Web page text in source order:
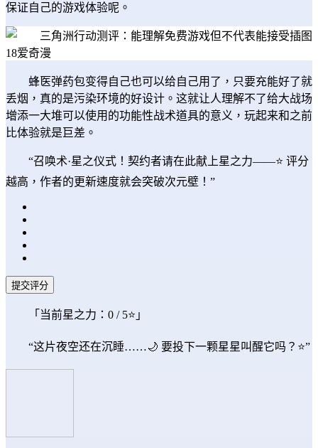
保证自己的游戏体验呢。
蜂医弹药包变得自己也可以给自己用了，只要充能好了就
丢烟，真的是污染环境的好设计。这就让人理解不了给大战场
增添一大堆可以使用的功能性战术道具的意义，玩起来和之前
比体验就是巨差。
“召唤术·星之仪式！契约者请在此献上星之力——⭐ 评分
越高，作者的更新速度就会突破次元壁！”
提交评分
「当前星之力： 0 / 5⭐」
“这片夜空还在沉睡……🌙 要投下一颗星星叫醒它吗？⭐”